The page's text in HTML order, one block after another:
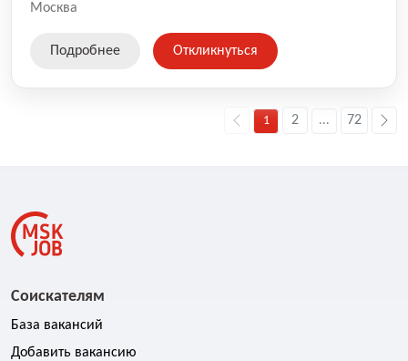
Москва
Подробнее Откликнуться
1 2 ... 72
Соискателям
База вакансий
Добавить вакансию